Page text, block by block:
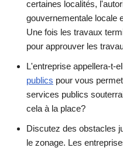
certaines localités,
gouvernementale locale
Une fois les travaux
pour approuver les
L'entreprise appellera-t-
publics pour vous
services publics
cela à la place?
Discutez des obstacles
le zonage. Les